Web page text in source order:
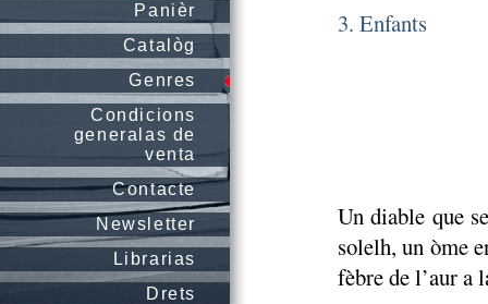
Panièr
Catalòg
Genres
Condicions
generalas de
venta
Contacte
Newsletter
Librarias
Drets
3. Enfants
Un diable que
solelh, un òme
fèbre de l’aur a